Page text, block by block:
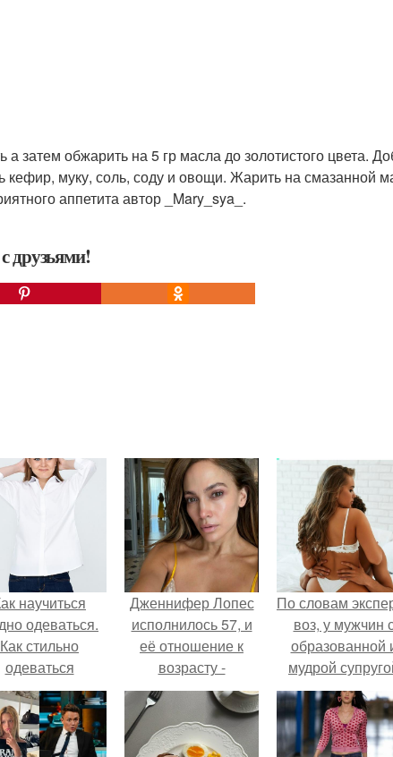
а затем обжарить на 5 гр масла до золотистого цвета.
кефир, муку, соль, соду и овощи. Жарить на смазанной
аппетита автор _Mary_sya_.
друзьями!
научиться
одеваться.
Как стильно
одеваться
Дженнифер Лопес
исполнилось 57, и
её отношение к
возрасту -
настоящий
манифест
уверенности: "не
По словам
воз, у мужчин
образованной
мудрой
вероятность
смерти якобы